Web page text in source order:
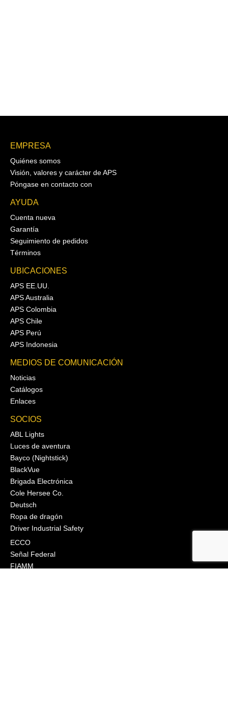
EMPRESA
Quiénes somos
Visión, valores y carácter de APS
Póngase en contacto con
AYUDA
Cuenta nueva
Garantía
Seguimiento de pedidos
Términos
UBICACIONES
APS EE.UU.
APS Australia
APS Colombia
APS Chile
APS Perú
APS Indonesia
MEDIOS DE COMUNICACIÓN
Noticias
Catálogos
Enlaces
SOCIOS
ABL Lights
Luces de aventura
Bayco (Nightstick)
BlackVue
Brigada Electrónica
Cole Hersee Co.
Deutsch
Ropa de dragón
Driver Industrial Safety
ECCO
Señal Federal
FIAMM